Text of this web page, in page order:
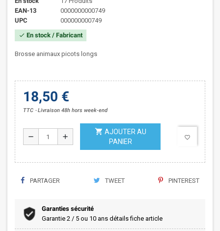
EAN-13
0000000000749
UPC
000000000749
check En stock / Fabricant
Brosse animaux picots longs
18,50 €
TTC Livraison 48h hors week-end
remove add
shopping_cart AJOUTER AU
PANIER
favorite_border
PARTAGER TWEET PINTEREST
Garanties sécurité
Garantie 2 / 5 ou 10 ans détails fiche article